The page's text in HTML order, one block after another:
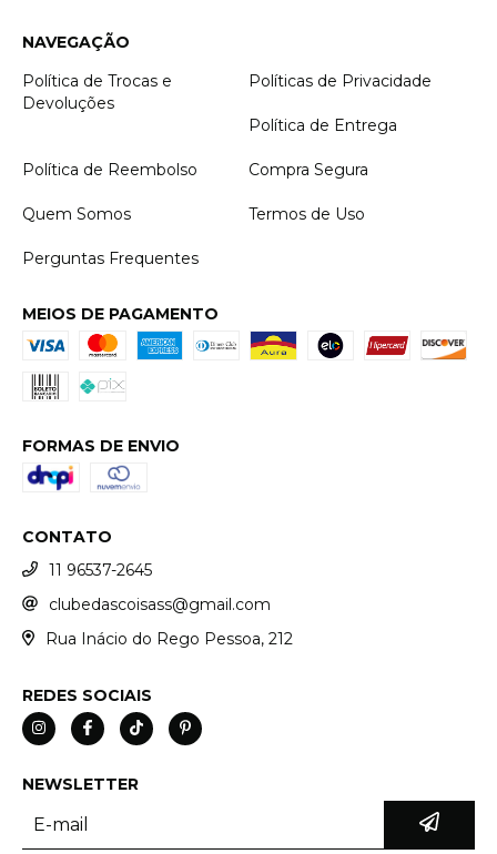
NAVEGAÇÃO
Política de Trocas e
Devoluções
Políticas de Privacidade
Política de Entrega
Política de Reembolso Compra Segura
Quem Somos Termos de Uso
Perguntas Frequentes
MEIOS DE PAGAMENTO
FORMAS DE ENVIO
CONTATO
11 96537-2645
clubedascoisass@gmail.com
Rua Inácio do Rego Pessoa, 212
REDES SOCIAIS
NEWSLETTER